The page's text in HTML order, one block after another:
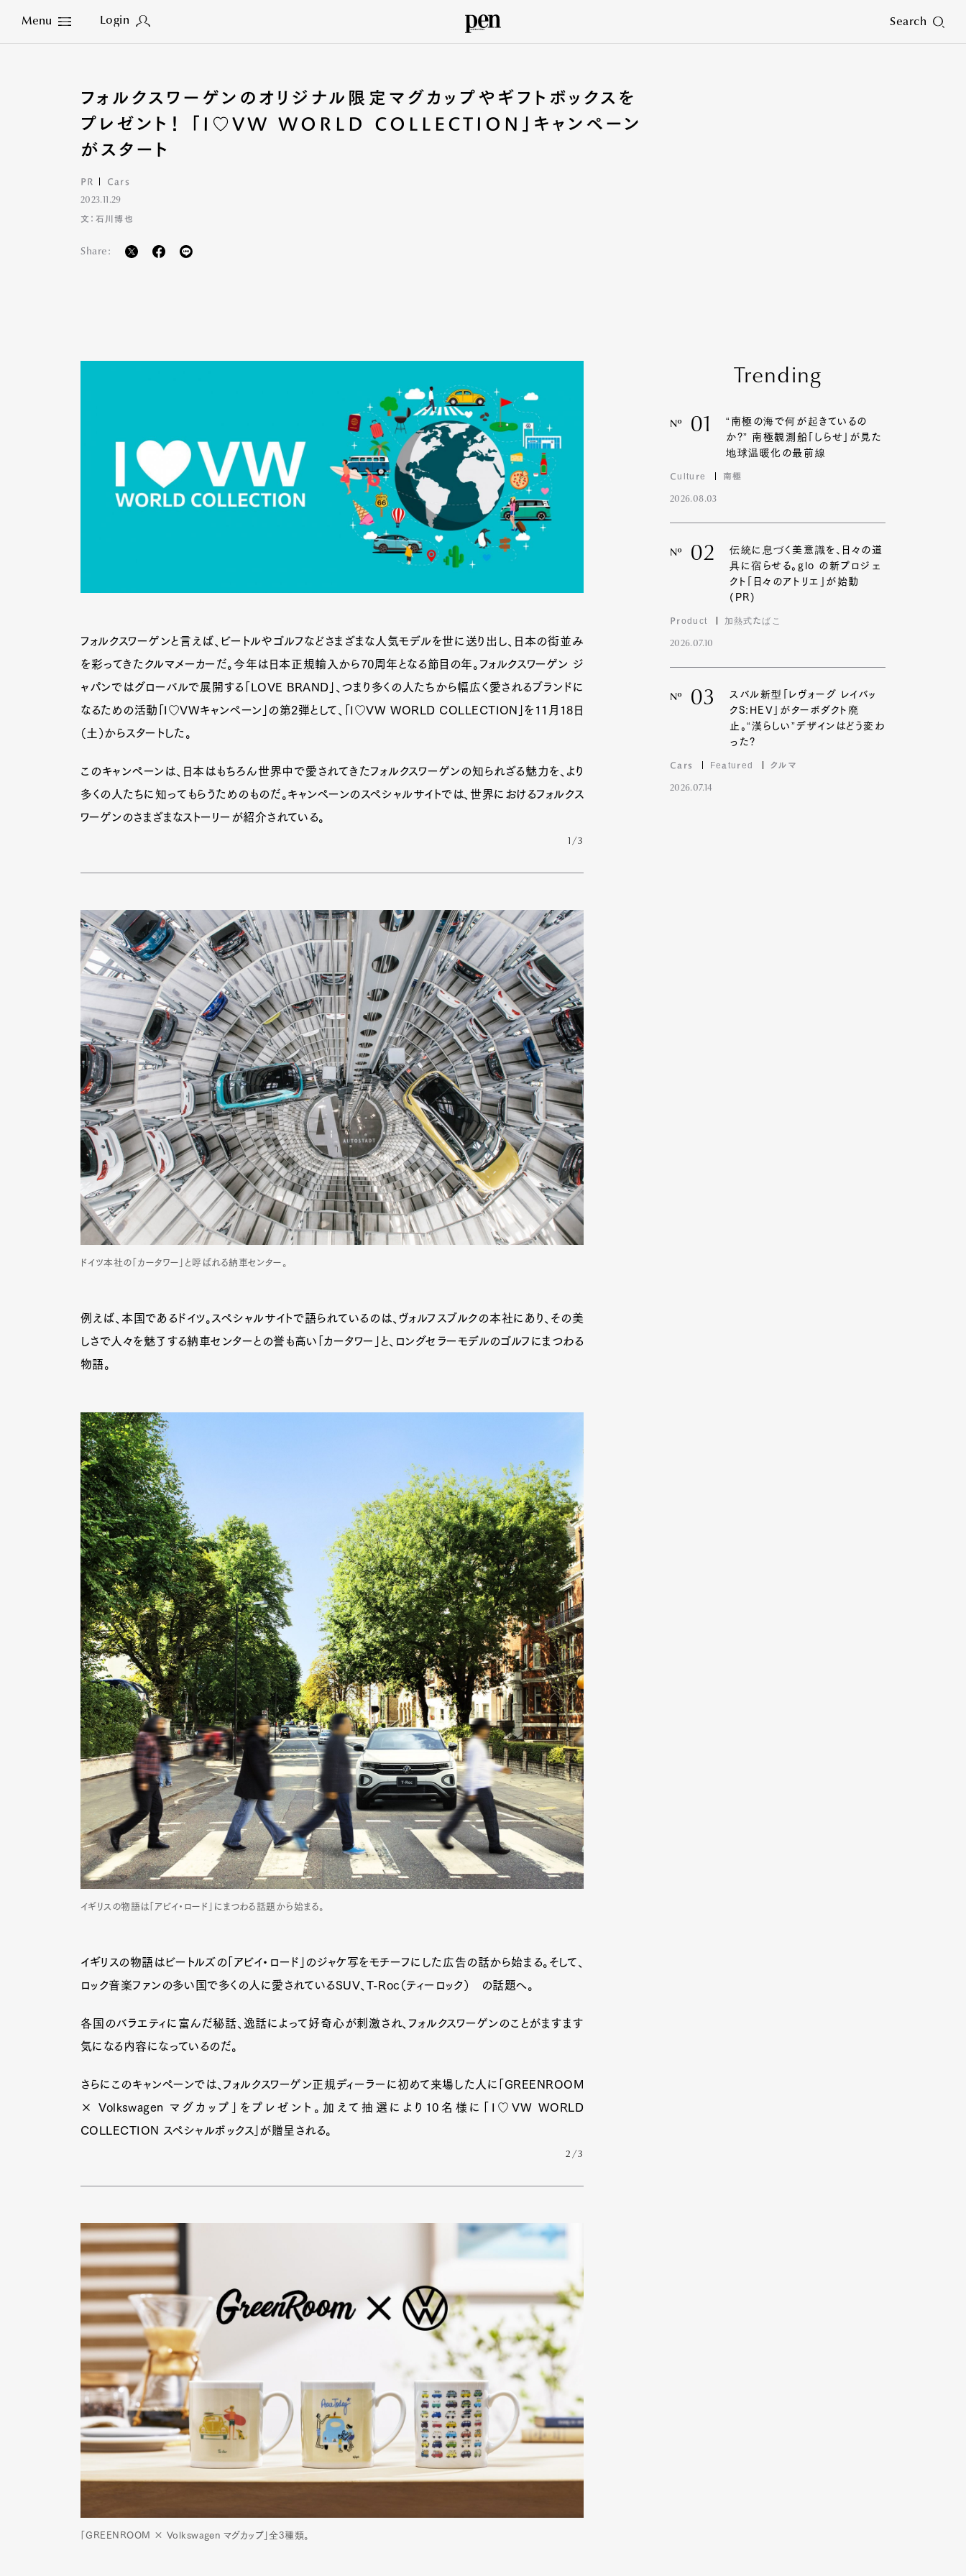
Menu Login Search
Close
Art&Design Watch
Fashion
Gourmet
Cars Product
Culture
Lifestyle
Pen Membership Magazine Official Columnist
Pen Meet Pen international Pen tw
フォルクスワーゲンのオリジナル限定マグカップやギフトボックスを
プレゼント！ 「I♡VW WORLD COLLECTION」キャンペーン
がスタート
PR Cars
2023.11.29
文：石川博也
Share:
フォルクスワーゲンと言えば、ビートルやゴルフなどさまざまな人気モデルを世に送り出し、日本の街並み
を彩ってきたクルマメーカーだ。今年は日本正規輸入から70周年となる節目の年。フォルクスワーゲン ジ
ャパンではグローバルで展開する「LOVE BRAND」、つまり多くの人たちから幅広く愛されるブランドに
なるための活動「I♡VWキャンペーン」の第2弾として、「I♡VW WORLD COLLECTION」を11月18日
（土）からスタートした。
このキャンペーンは、日本はもちろん世界中で愛されてきたフォルクスワーゲンの知られざる魅力を、より
多くの人たちに知ってもらうためのものだ。キャンペーンのスペシャルサイトでは、世界におけるフォルクス
ワーゲンのさまざまなストーリーが紹介されている。
1/3
ドイツ本社の「カータワー」と呼ばれる納車センター。
例えば、本国であるドイツ。スペシャルサイトで語られているのは、ヴォルフスブルクの本社にあり、その美
しさで人々を魅了する納車センターとの誉も高い「カータワー」と、ロングセラーモデルのゴルフにまつわる
物語。
イギリスの物語は「アビイ・ロード」にまつわる話題から始まる。
イギリスの物語はビートルズの「アビイ・ロード」のジャケ写をモチーフにした広告の話から始まる。そして、
ロック音楽ファンの多い国で多くの人に愛されているSUV、T-Roc（ティーロック） の話題へ。
各国のバラエティに富んだ秘話、逸話によって好奇心が刺激され、フォルクスワーゲンのことがますます
気になる内容になっているのだ。
さらにこのキャンペーンでは、フォルクスワーゲン正規ディーラーに初めて来場した人に「GREENROOM
× Volkswagen マグカップ」をプレゼント。加えて抽選により10名様に「I♡VW WORLD
COLLECTION ​スペシャルボックス」が贈呈される。
2/3
「GREENROOM × Volkswagen マグカップ」全3種類。
Trending
Nº 01
“南極の海で何が起きているの
か?” 南極観測船「しらせ」が見た
地球温暖化の最前線
Culture 南極
2026.08.03
Nº 02
伝統に息づく美意識を、日々の道
具に宿らせる。glo の新プロジェ
クト「日々のアトリエ」が始動
(PR)
Product 加熱式たばこ
2026.07.10
Nº 03
スバル新型「レヴォーグ レイバッ
クS:HEV」がターボダクト廃
止。“漢らしい”デザインはどう変わ
った?
Cars Featured クルマ
2026.07.14